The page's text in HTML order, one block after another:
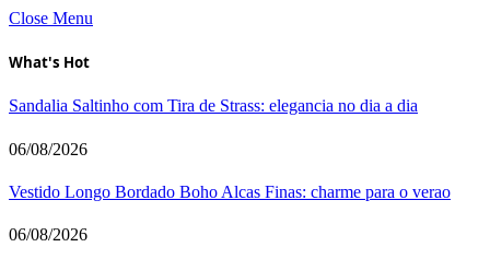
Close Menu
What's Hot
Sandalia Saltinho com Tira de Strass: elegancia no dia a dia
06/08/2026
Vestido Longo Bordado Boho Alcas Finas: charme para o verao
06/08/2026